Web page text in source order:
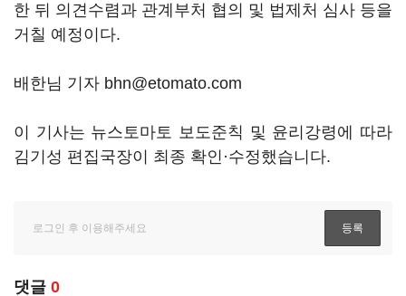
한 뒤 의견수렴과 관계부처 협의 및 법제처 심사 등을
거칠 예정이다.
배한님 기자 bhn@etomato.com
이 기사는 뉴스토마토 보도준칙 및 윤리강령에 따라
김기성 편집국장이 최종 확인·수정했습니다.
댓글 0